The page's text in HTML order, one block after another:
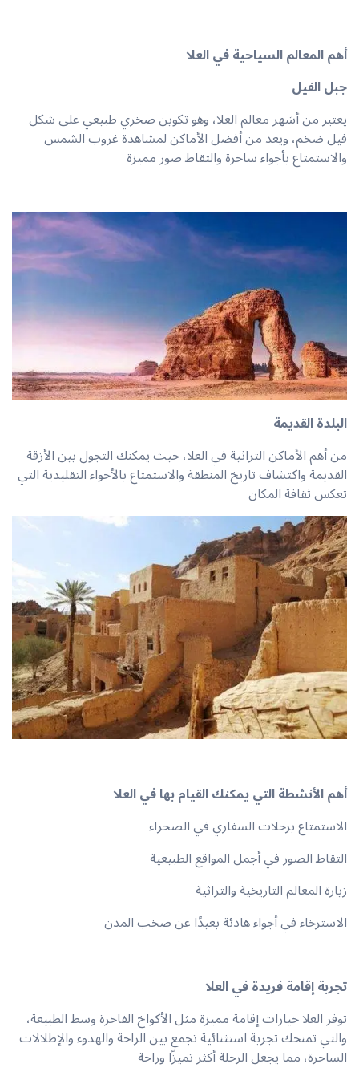
أهم المعالم السياحية في العلا
جبل الفيل
يعتبر من أشهر معالم العلا، وهو تكوين صخري طبيعي على شكل
فيل ضخم، ويعد من أفضل الأماكن لمشاهدة غروب الشمس
والاستمتاع بأجواء ساحرة والتقاط صور مميزة
البلدة القديمة
من أهم الأماكن التراثية في العلا، حيث يمكنك التجول بين الأزقة
القديمة واكتشاف تاريخ المنطقة والاستمتاع بالأجواء التقليدية التي
تعكس ثقافة المكان
أهم الأنشطة التي يمكنك القيام بها في العلا
الاستمتاع برحلات السفاري في الصحراء
التقاط الصور في أجمل المواقع الطبيعية
زيارة المعالم التاريخية والتراثية
الاسترخاء في أجواء هادئة بعيدًا عن صخب المدن
تجربة إقامة فريدة في العلا
توفر العلا خيارات إقامة مميزة مثل الأكواخ الفاخرة وسط الطبيعة،
والتي تمنحك تجربة استثنائية تجمع بين الراحة والهدوء والإطلالات
الساحرة، مما يجعل الرحلة أكثر تميزًا وراحة